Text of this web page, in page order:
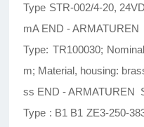
Type STR-002/4-20,
mA END - ARMATUREN
Type: TR100030;
m; Material, housing:
ss END - ARMATUREN
Type : B1 B1 ZE3-250-